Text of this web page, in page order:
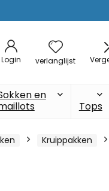
Login verlanglijst
en
Tops
Kruippakken